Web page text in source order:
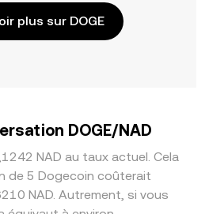
plus sur DOGE
DOGE/NAD
NAD au taux actuel. Cela
de 5 Dogecoin coûterait
NAD. Autrement, si vous